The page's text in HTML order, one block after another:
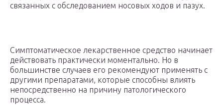
связанных с обследованием носовых ходов и пазух.
Симптоматическое лекарственное средство начинает
действовать практически моментально. Но в
большинстве случаев его рекомендуют применять с
другими препаратами, которые способны влиять
непосредственно на причину патологического
процесса.